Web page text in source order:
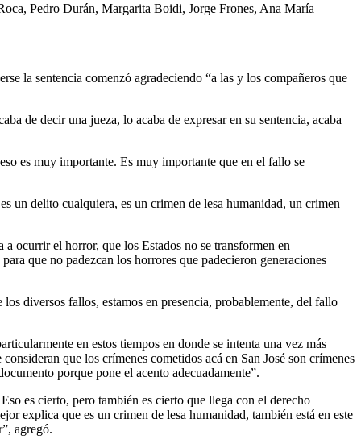
Pedro Durán, Margarita Boidi, Jorge Frones, Ana María
la sentencia comenzó agradeciendo “a las y los compañeros que
de decir una jueza, lo acaba de expresar en su sentencia, acaba
es muy importante. Es muy importante que en el fallo se
un delito cualquiera, es un crimen de lesa humanidad, un crimen
ocurrir el horror, que los Estados no se transformen en
que no padezcan los horrores que padecieron generaciones
diversos fallos, estamos en presencia, probablemente, del fallo
en estos tiempos en donde se intenta una vez más
que los crímenes cometidos acá en San José son crímenes
porque pone el acento adecuadamente”.
es cierto, pero también es cierto que llega con el derecho
explica que es un crimen de lesa humanidad, también está en este
agregó.